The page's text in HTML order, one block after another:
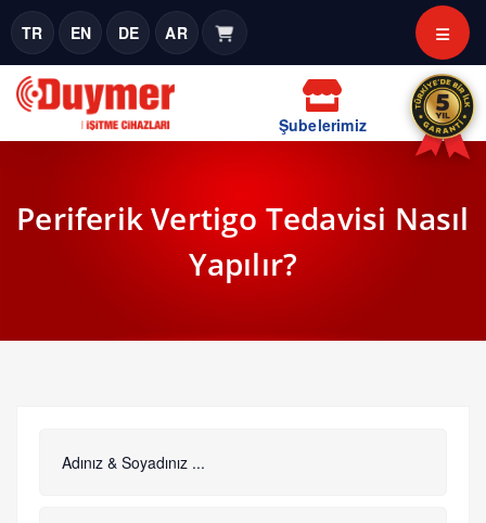
TR EN DE AR
Şubelerimiz
Periferik Vertigo Tedavisi Nasıl
Yapılır?